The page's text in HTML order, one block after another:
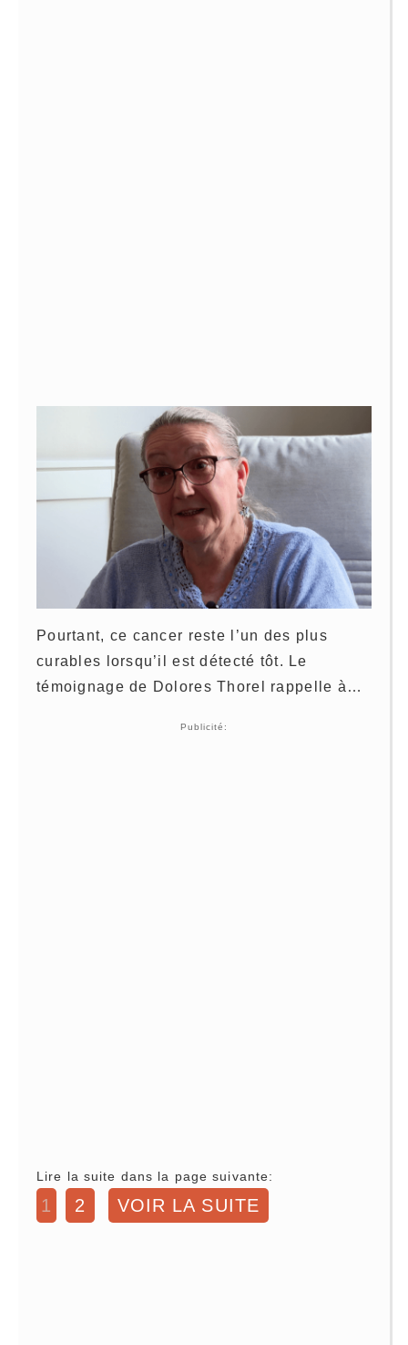
Pourtant, ce cancer reste l’un des plus
curables lorsqu’il est détecté tôt. Le
témoignage de Dolores Thorel rappelle à…
Publicité:
Lire la suite dans la page suivante:
1 2 VOIR LA SUITE